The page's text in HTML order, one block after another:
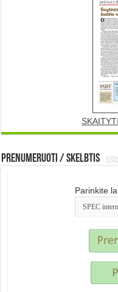
Prenumeruoti / Skelbtis
Parinkite